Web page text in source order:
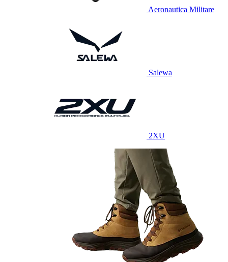
Aeronautica Militare
Salewa
2XU